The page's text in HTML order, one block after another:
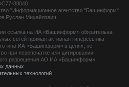
88040
"Информационное агентство "Башинформ"
Руслан Михайлович
ссылка на ИА «Башинформ» обязательна.
сетей прямая активная гиперссылка
ИА «Башинформ» в целях, не
при перепечатке или цитировании,
разрешения АО ИА «Башинформ».
данных
технологий